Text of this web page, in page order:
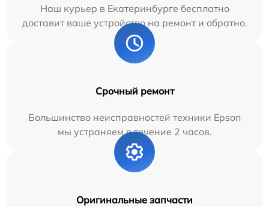
Наш курьер в Екатеринбурге бесплатно
доставит ваше устройство на ремонт и обратно.
Срочный ремонт
Большинство неисправностей техники Epson
мы устраняем в течение 2 часов.
Оригинальные запчасти